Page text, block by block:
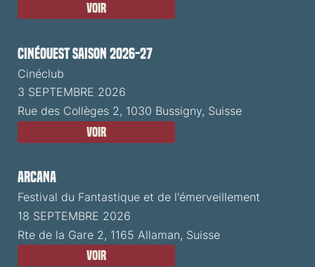
Voir
CinéOuest Saison 2026-27
Cinéclub
3 SEPTEMBRE 2026
Rue des Collèges 2, 1030 Bussigny, Suisse
Voir
ARCANA
Festival du Fantastique et de l'émerveillement
18 SEPTEMBRE 2026
Rte de la Gare 2, 1165 Allaman, Suisse
Voir